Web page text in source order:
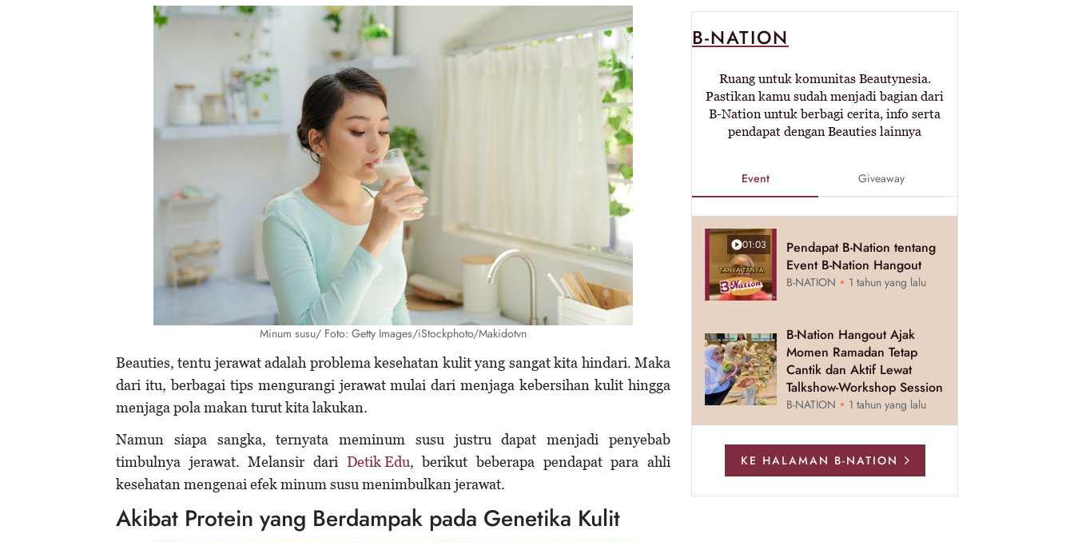
Minum susu/ Foto: Getty Images/iStockphoto/Makidotvn
Beauties, tentu jerawat adalah problema kesehatan kulit yang sangat kita hindari. Maka
dari itu, berbagai tips mengurangi jerawat mulai dari menjaga kebersihan kulit hingga
menjaga pola makan turut kita lakukan.
Namun siapa sangka, ternyata meminum susu justru dapat menjadi penyebab
timbulnya jerawat. Melansir dari Detik Edu, berikut beberapa pendapat para ahli
kesehatan mengenai efek minum susu menimbulkan jerawat.
Akibat Protein yang Berdampak pada Genetika Kulit
B-NATION
Ruang untuk komunitas Beautynesia.
Pastikan kamu sudah menjadi bagian dari
B-Nation untuk berbagi cerita, info serta
pendapat dengan Beauties lainnya
Event Giveaway
01:03
Pendapat B-Nation tentang
Event B-Nation Hangout
B-NATION 1 tahun yang lalu
B-Nation Hangout Ajak
Momen Ramadan Tetap
Cantik dan Aktif Lewat
Talkshow-Workshop Session
B-NATION 1 tahun yang lalu
KE HALAMAN B-NATION